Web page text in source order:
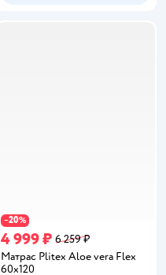
−20%
4 999 ₽ 6 259 ₽
Матрас Plitex Aloe vera Flex
60х120